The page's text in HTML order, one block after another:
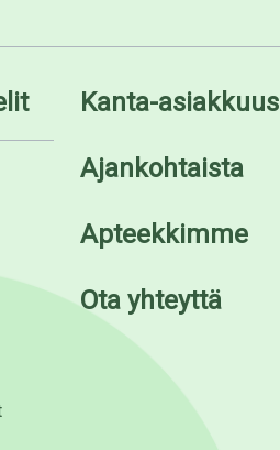
Kanta-asiakkuus
Ajankohtaista
Apteekkimme
Ota yhteyttä